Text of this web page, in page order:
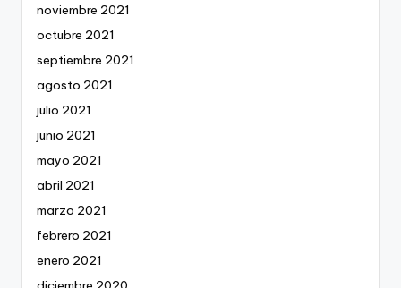
noviembre 2021
octubre 2021
septiembre 2021
agosto 2021
julio 2021
junio 2021
mayo 2021
abril 2021
marzo 2021
febrero 2021
enero 2021